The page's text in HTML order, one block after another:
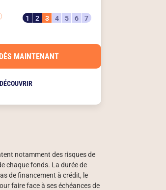
1 2 3 4 5 6 7
MAINTENANT
DÉCOUVRIR
notamment des risques de
chaque fonds. La durée de
de financement à crédit, le
faire face à ses échéances de